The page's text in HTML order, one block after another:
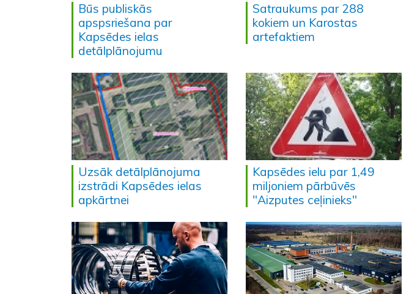
Būs publiskās
apspsriešana par
Kapsēdes ielas
detālplānojumu
Satraukums par 288
kokiem un Karostas
artefaktiem
Uzsāk detālplānojuma
izstrādi Kapsēdes ielas
apkārtnei
Kapsēdes ielu par 1,49
miljoniem pārbūvēs
"Aizputes ceļinieks"